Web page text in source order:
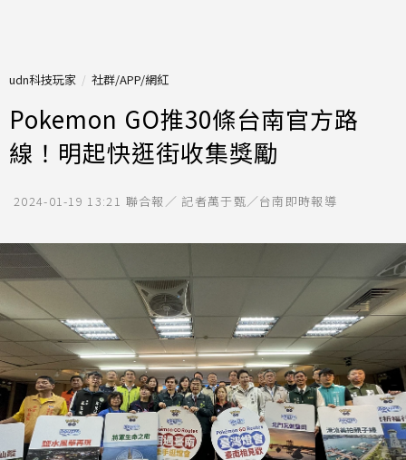
udn科技玩家 社群/APP/網紅
Pokemon GO推30條台南官方路
線！明起快逛街收集獎勵
2024-01-19 13:21 聯合報／ 記者萬于甄／台南即時報導